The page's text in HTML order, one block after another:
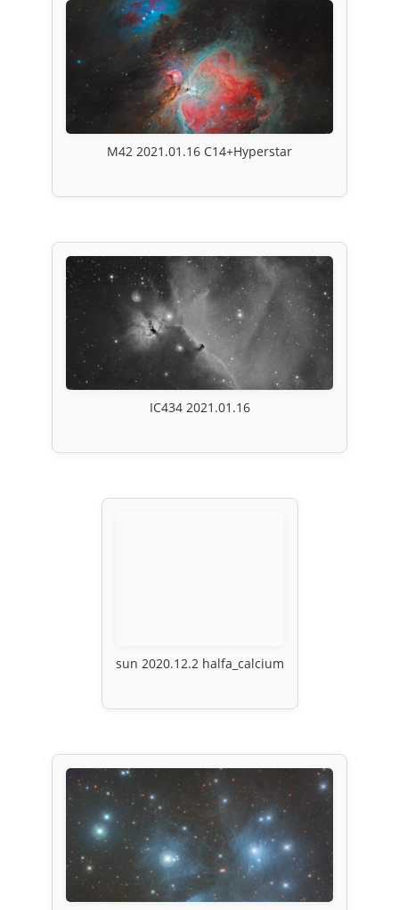
M42 2021.01.16 C14+Hyperstar
IC434 2021.01.16
sun 2020.12.2 halfa_calcium